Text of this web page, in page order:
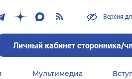
Версия
Личный кабинет сторонника/
Мультимедиа